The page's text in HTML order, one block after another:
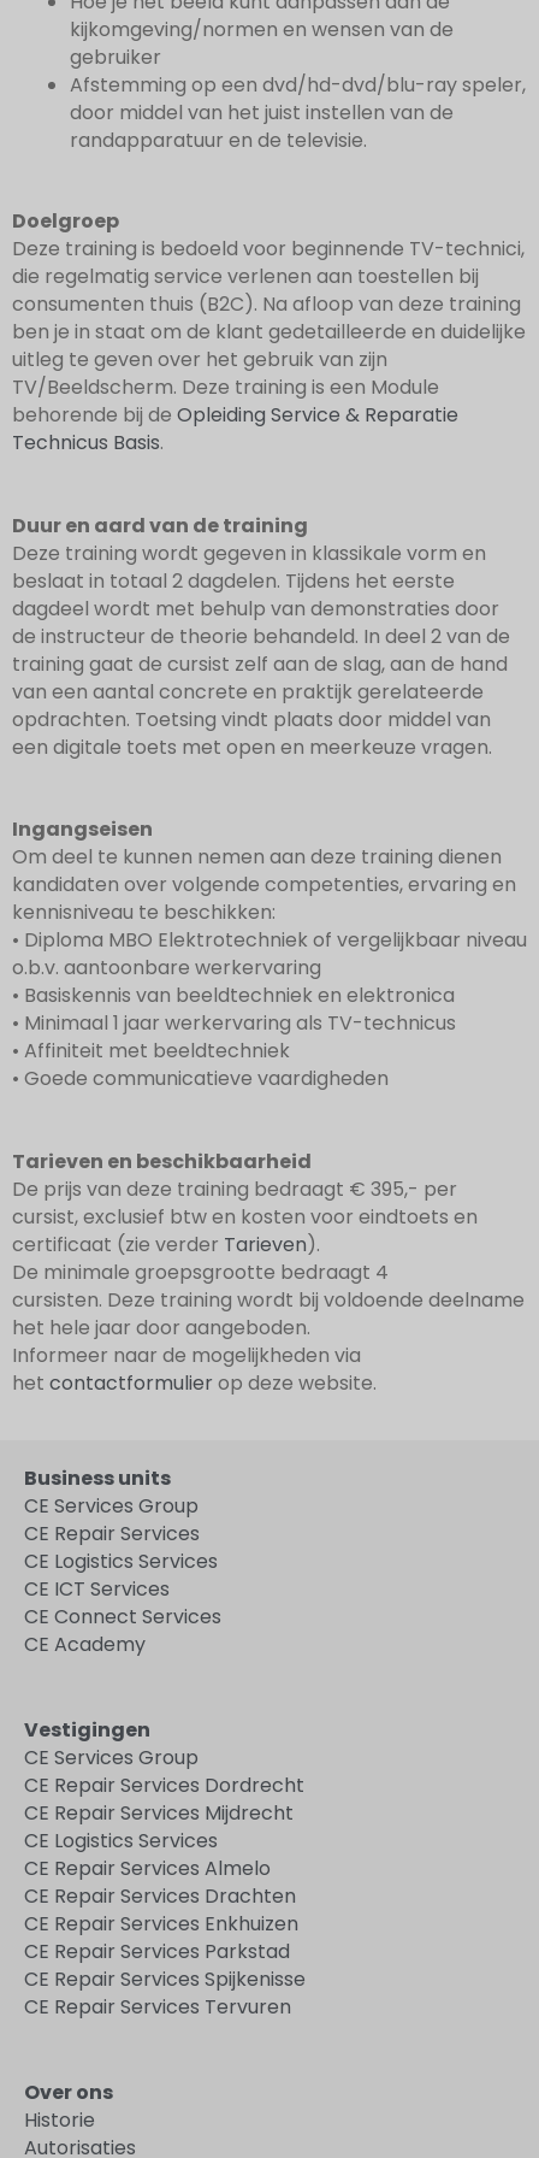
kijkomgeving/normen en wensen van de
gebruiker
Afstemming op een dvd/hd-dvd/blu-ray speler,
door middel van het juist instellen van de
randapparatuur en de televisie.
Doelgroep
Deze training is bedoeld voor beginnende TV-technici,
die regelmatig service verlenen aan toestellen bij
consumenten thuis (B2C). Na afloop van deze training
ben je in staat om de klant gedetailleerde en duidelijke
uitleg te geven over het gebruik van zijn
TV/Beeldscherm. Deze training is een Module
behorende bij de Opleiding Service & Reparatie
Technicus Basis.
Duur en aard van de training
Deze training wordt gegeven in klassikale vorm en
beslaat in totaal 2 dagdelen. Tijdens het eerste
dagdeel wordt met behulp van demonstraties door
de instructeur de theorie behandeld. In deel 2 van de
training gaat de cursist zelf aan de slag, aan de hand
van een aantal concrete en praktijk gerelateerde
opdrachten. Toetsing vindt plaats door middel van
een digitale toets met open en meerkeuze vragen.
Ingangseisen
Om deel te kunnen nemen aan deze training dienen
kandidaten over volgende competenties, ervaring en
kennisniveau te beschikken:
• Diploma MBO Elektrotechniek of vergelijkbaar niveau
o.b.v. aantoonbare werkervaring
• Basiskennis van beeldtechniek en elektronica
• Minimaal 1 jaar werkervaring als TV-technicus
• Affiniteit met beeldtechniek
• Goede communicatieve vaardigheden
Tarieven en beschikbaarheid
De prijs van deze training bedraagt € 395,- per
cursist, exclusief btw en kosten voor eindtoets en
certificaat (zie verder Tarieven).
De minimale groepsgrootte bedraagt 4
cursisten. Deze training wordt bij voldoende deelname
het hele jaar door aangeboden.
Informeer naar de mogelijkheden via
het contactformulier op deze website.
Business units
CE Services Group
CE Repair Services
CE Logistics Services
CE ICT Services
CE Connect Services
CE Academy
Vestigingen
CE Services Group
CE Repair Services Dordrecht
CE Repair Services Mijdrecht
CE Logistics Services
CE Repair Services Almelo
CE Repair Services Drachten
CE Repair Services Enkhuizen
CE Repair Services Parkstad
CE Repair Services Spijkenisse
CE Repair Services Tervuren
Over ons
Historie
Autorisaties